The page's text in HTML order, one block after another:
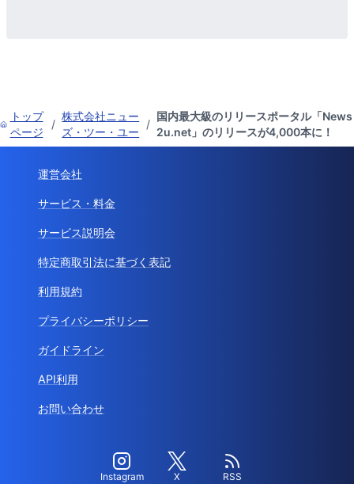
トップ
ページ
/
株式会社ニュー
ズ・ツー・ユー
/
国内最大級のリリースポータル「News
2u.net」のリリースが4,000本に！
運営会社
サービス・料金
サービス説明会
特定商取引法に基づく表記
利用規約
プライバシーポリシー
ガイドライン
API利用
お問い合わせ
Instagram X RSS